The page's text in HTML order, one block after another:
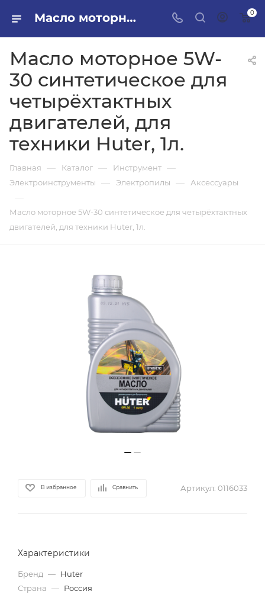
Масло моторное 5W-30 синтетическое для четырёхтактных двигателей, для техники Huter, 1л. в ПИЛОН — купить стройматериалы в интернет-магазине ПИЛОН с доставкой оптом и в розницу 0
Масло моторное 5W-
30 синтетическое для
четырёхтактных
двигателей, для
техники Huter, 1л.
Главная — Каталог — Инструмент —
Электроинструменты — Электропилы — Аксессуары
—
Масло моторное 5W-30 синтетическое для четырёхтактных
двигателей, для техники Huter, 1л.
В избранное Сравнить Артикул: 0116033
Характеристики
Бренд — Huter
Страна — Россия